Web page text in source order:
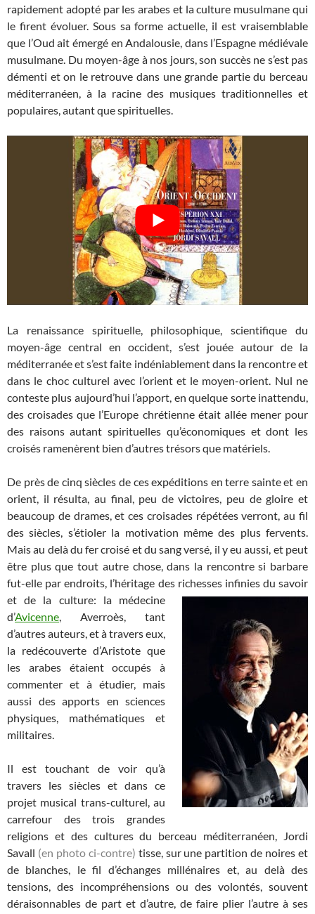
rapidement adopté par les arabes et la culture musulmane qui
le firent évoluer. Sous sa forme actuelle, il est vraisemblable
que l’Oud ait émergé en Andalousie, dans l’Espagne médiévale
musulmane. Du moyen-âge à nos jours, son succès ne s’est pas
démenti et on le retrouve dans une grande partie du berceau
méditerranéen, à la racine des musiques traditionnelles et
populaires, autant que spirituelles.
La renaissance spirituelle, philosophique, scientifique du
moyen-âge central en occident, s’est jouée autour de la
méditerranée et s’est faite indéniablement dans la rencontre et
dans le choc culturel avec l’orient et le moyen-orient. Nul ne
conteste plus aujourd’hui l’apport, en quelque sorte inattendu,
des croisades que l’Europe chrétienne était allée mener pour
des raisons autant spirituelles qu’économiques et dont les
croisés ramenèrent bien d’autres trésors que matériels.
De près de cinq siècles de ces expéditions en terre sainte et en
orient, il résulta, au final, peu de victoires, peu de gloire et
beaucoup de drames, et ces croisades répétées verront, au fil
des siècles, s’étioler la motivation même des plus fervents.
Mais au delà du fer croisé et du sang versé, il y eu aussi, et peut
être plus que tout autre chose, dans la rencontre si barbare
fut-elle par endroits, l’héritage des richesses infinies du savoir
et de la culture: la médecine
d’Avicenne, Averroès, tant
d’autres auteurs, et à travers eux,
la redécouverte d’Aristote que
les arabes étaient occupés à
commenter et à étudier, mais
aussi des apports en sciences
physiques, mathématiques et
militaires.
Il est touchant de voir qu’à
travers les siècles et dans ce
projet musical trans-culturel, au
carrefour des trois grandes
religions et des cultures du berceau méditerranéen, Jordi
Savall (en photo ci-contre) tisse, sur une partition de noires et
de blanches, le fil d’échanges millénaires et, au delà des
tensions, des incompréhensions ou des volontés, souvent
déraisonnables de part et d’autre, de faire plier l’autre à ses